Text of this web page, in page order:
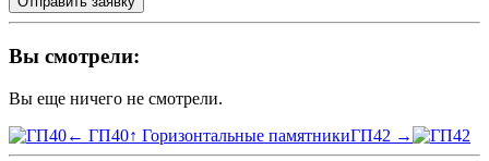
Вы смотрели:
Вы еще ничего не смотрели.
← ГП40↑ Горизонтальные памятникиГП42 →